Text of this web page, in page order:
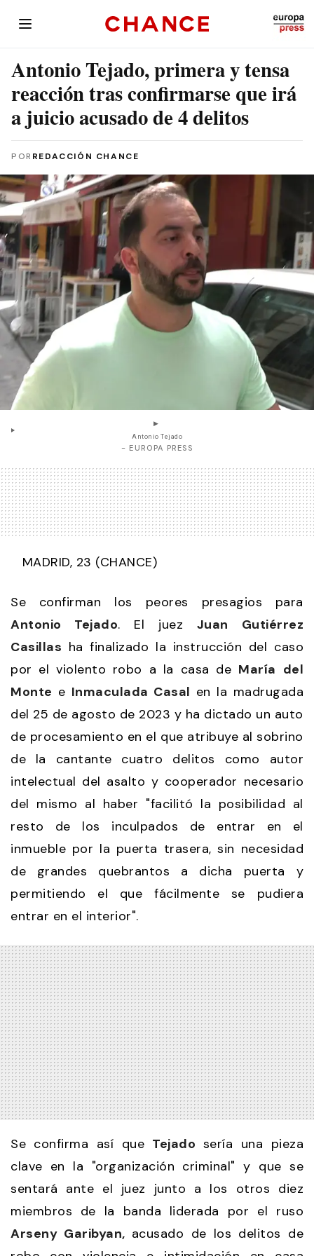
Antonio Tejado, primera y tensa
reacción tras confirmarse que irá
a juicio acusado de 4 delitos
POR REDACCIÓN CHANCE
Antonio Tejado
- EUROPA PRESS
MADRID, 23 (CHANCE)
Se confirman los peores presagios para
Antonio Tejado. El juez Juan Gutiérrez
Casillas ha finalizado la instrucción del caso
por el violento robo a la casa de María del
Monte e Inmaculada Casal en la madrugada
del 25 de agosto de 2023 y ha dictado un auto
de procesamiento en el que atribuye al sobrino
de la cantante cuatro delitos como autor
intelectual del asalto y cooperador necesario
del mismo al haber "facilitó la posibilidad al
resto de los inculpados de entrar en el
inmueble por la puerta trasera, sin necesidad
de grandes quebrantos a dicha puerta y
permitiendo el que fácilmente se pudiera
entrar en el interior".
Se confirma así que Tejado sería una pieza
clave en la "organización criminal" y que se
sentará ante el juez junto a los otros diez
miembros de la banda liderada por el ruso
Arseny Garibyan, acusado de los delitos de